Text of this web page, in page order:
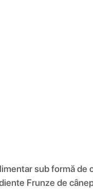
sub formă
Frunze de